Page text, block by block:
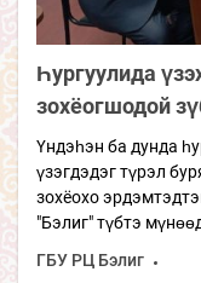
Һургуулида
зохёогшодой
Үндэһэн ба дунда
үзэгдэдэг түрэл
зохёохо
"Бэлиг" түбтэ
ГБУ РЦ Бэлиг